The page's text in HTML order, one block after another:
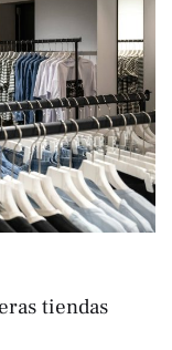
tiendas